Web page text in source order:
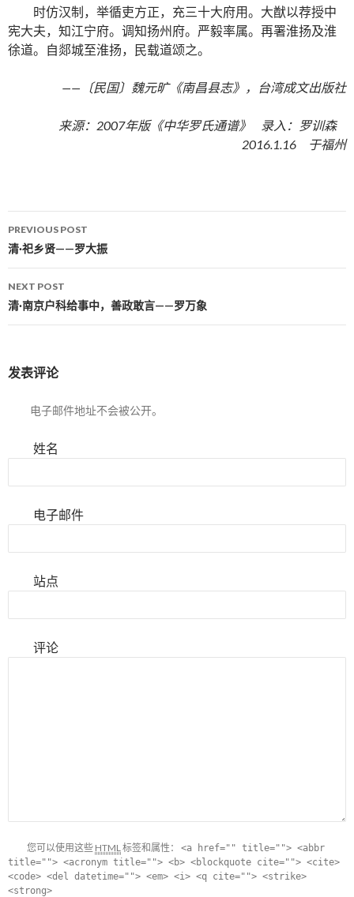
时仿汉制，举循吏方正，充三十大府用。大猷以荐授中
宪大夫，知江宁府。调知扬州府。严毅率属。再署淮扬及淮
徐道。自郯城至淮扬，民载道颂之。
——〔民国〕魏元旷《南昌县志》，台湾成文出版社
来源：2007年版《中华罗氏通谱》 录入：罗训森
2016.1.16 于福州
Post navigation
PREVIOUS POST
清·祀乡贤——罗大振
NEXT POST
清·南京户科给事中，善政敢言——罗万象
发表评论
电子邮件地址不会被公开。
姓名
电子邮件
站点
评论
您可以使用这些 HTML标签和属性： <a href="" title=""> <abbr
title=""> <acronym title=""> <b> <blockquote cite=""> <cite>
<code> <del datetime=""> <em> <i> <q cite=""> <strike>
<strong>